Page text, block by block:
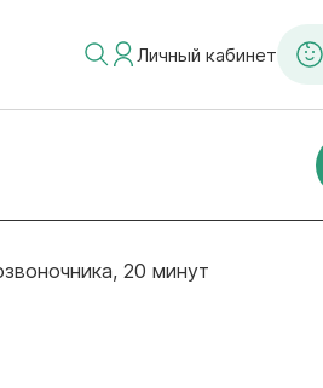
Личный кабинет
20 минут